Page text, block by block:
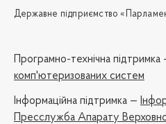
Державне підприємство
Програмно-технічна підтримка
комп'ютеризованих систем
Iнформаційна підтримка —
Пресслужба Апарату